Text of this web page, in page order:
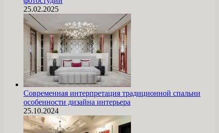
25.02.2025
Современная интерпретация традиционной спальни
особенности дизайна интерьера
25.10.2024